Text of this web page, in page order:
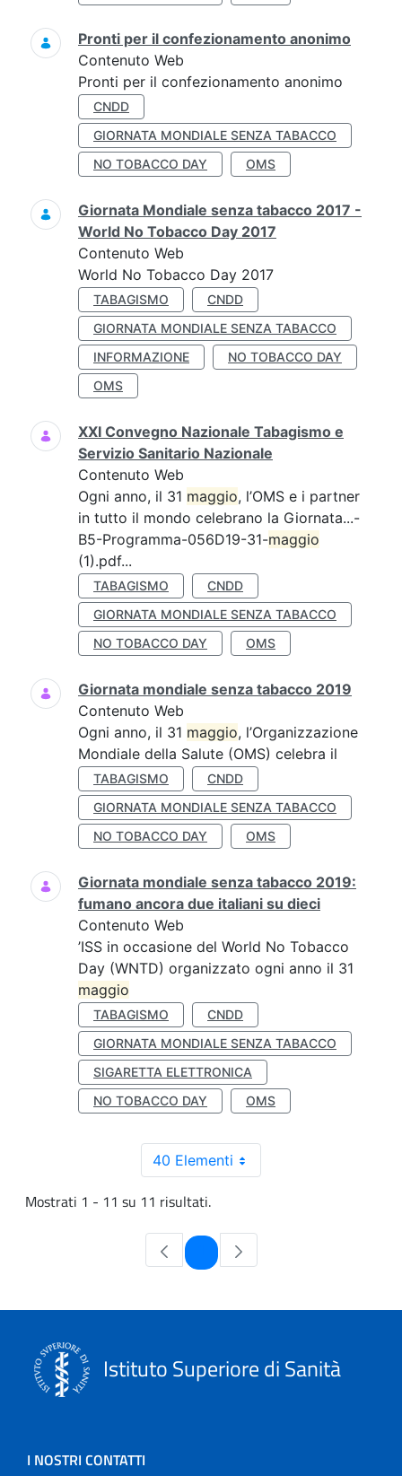
Pronti per il confezionamento anonimo
Contenuto Web
Pronti per il confezionamento anonimo
CNDD
GIORNATA MONDIALE SENZA TABACCO
NO TOBACCO DAY
OMS
Giornata Mondiale senza tabacco 2017 -
World No Tobacco Day 2017
Contenuto Web
World No Tobacco Day 2017
TABAGISMO
CNDD
GIORNATA MONDIALE SENZA TABACCO
INFORMAZIONE
NO TOBACCO DAY
OMS
XXI Convegno Nazionale Tabagismo e
Servizio Sanitario Nazionale
Contenuto Web
Ogni anno, il 31 maggio, l’OMS e i partner
in tutto il mondo celebrano la Giornata...-
B5-Programma-056D19-31-maggio
(1).pdf...
TABAGISMO
CNDD
GIORNATA MONDIALE SENZA TABACCO
NO TOBACCO DAY
OMS
Giornata mondiale senza tabacco 2019
Contenuto Web
Ogni anno, il 31 maggio, l’Organizzazione
Mondiale della Salute (OMS) celebra il
TABAGISMO
CNDD
GIORNATA MONDIALE SENZA TABACCO
NO TOBACCO DAY
OMS
Giornata mondiale senza tabacco 2019:
fumano ancora due italiani su dieci
Contenuto Web
’ISS in occasione del World No Tobacco
Day (WNTD) organizzato ogni anno il 31
maggio
TABAGISMO
CNDD
GIORNATA MONDIALE SENZA TABACCO
SIGARETTA ELETTRONICA
NO TOBACCO DAY
OMS
40 Elementi
Mostrati 1 - 11 su 11 risultati.
Pagina
Istituto Superiore di Sanità
I NOSTRI CONTATTI